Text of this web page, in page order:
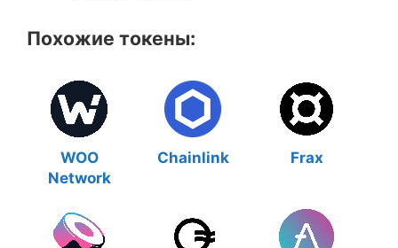
Похожие токены:
WOO
Network
Chainlink Frax